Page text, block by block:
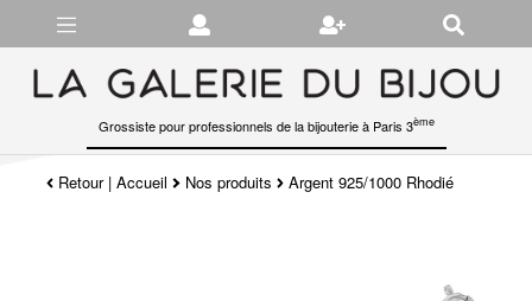
Grossiste pour professionnels de la bijouterie à Paris 3ème
Retour|Accueil Nos produits Argent 925/1000 Rhodié
Gérer les préférences en matière de cookies